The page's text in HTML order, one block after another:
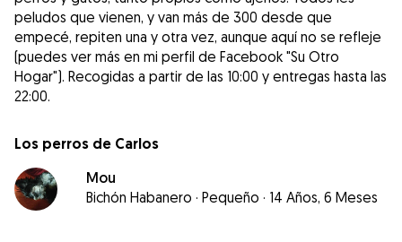
peludos que vienen, y van más de 300 desde que
empecé, repiten una y otra vez, aunque aquí no se refleje
(puedes ver más en mi perfil de Facebook "Su Otro
Hogar"). Recogidas a partir de las 10:00 y entregas hasta las
22:00.
Los perros de Carlos
Mou
Bichón Habanero · Pequeño · 14 Años, 6 Meses